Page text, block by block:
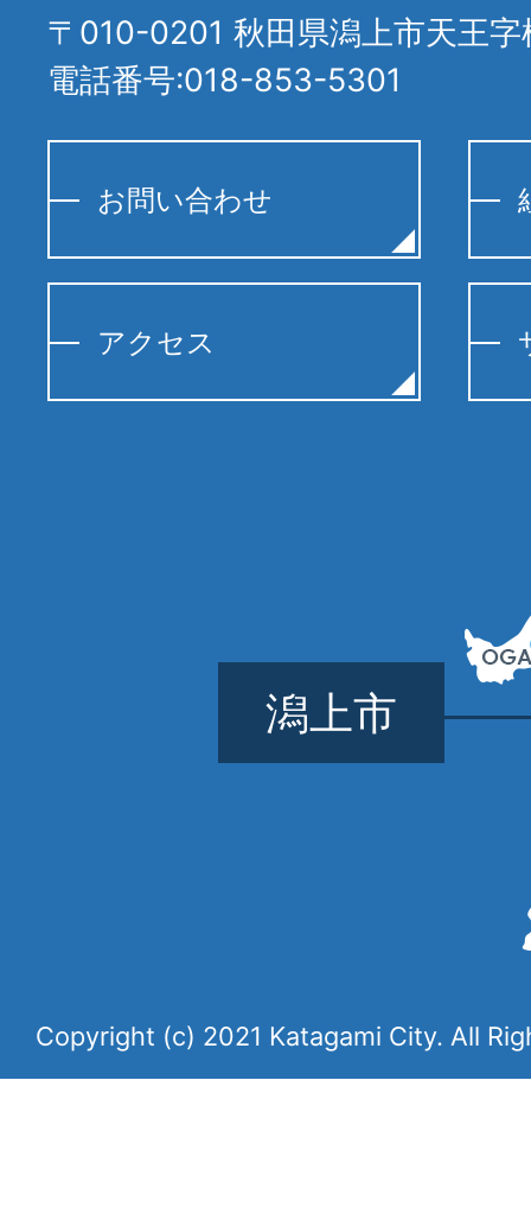
〒010-0201 秋田県潟上市天王
電話番号:018-853-5301
お問い合わせ
アクセス
潟上市
Copyright (c) 2021 Katagami City. All